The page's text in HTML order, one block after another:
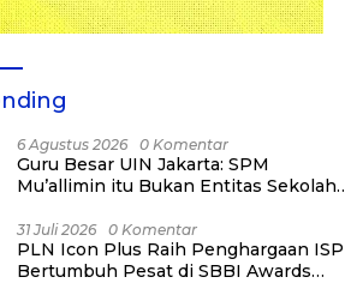
6 Agustus 2026 0 Komentar
Guru Besar UIN Jakarta: SPM
Mu’allimin itu Bukan Entitas Sekolah
31 Juli 2026 0 Komentar
PLN Icon Plus Raih Penghargaan ISP
Bertumbuh Pesat di SBBI Awards